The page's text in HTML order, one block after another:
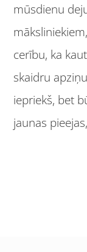
mūsdienu
cerību, ka
skaidru
iepriekš, bet
jaunas